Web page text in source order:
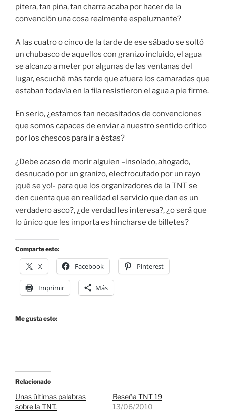
pitera, tan piña, tan charra acaba por hacer de la
convención una cosa realmente espeluznante?
A las cuatro o cinco de la tarde de ese sábado se soltó
un chubasco de aquellos con granizo incluido, el agua
se alcanzo a meter por algunas de las ventanas del
lugar, escuché más tarde que afuera los camaradas que
estaban todavía en la fila resistieron el agua a pie firme.
En serio, ¿estamos tan necesitados de convenciones
que somos capaces de enviar a nuestro sentido crítico
por los chescos para ir a éstas?
¿Debe acaso de morir alguien –insolado, ahogado,
desnucado por un granizo, electrocutado por un rayo
¡qué se yo!- para que los organizadores de la TNT se
den cuenta que en realidad el servicio que dan es un
verdadero asco?, ¿de verdad les interesa?, ¿o será que
lo único que les importa es hincharse de billetes?
Comparte esto:
X Facebook Pinterest
Imprimir Más
Me gusta esto:
Relacionado
Unas últimas palabras
sobre la TNT.
Reseña TNT 19
13/06/2010